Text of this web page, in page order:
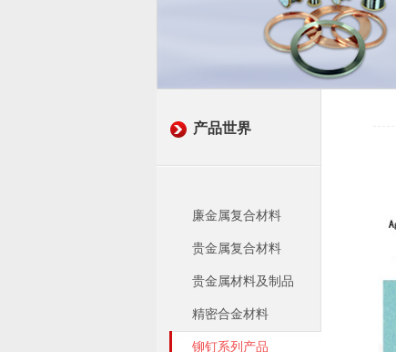
产品世界
廉金属复合材料
贵金属复合材料
贵金属材料及制品
精密合金材料
铆钉系列产品